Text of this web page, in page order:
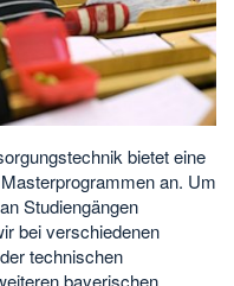
bietet eine
an. Um
Studiengängen
bei verschiedenen
technischen